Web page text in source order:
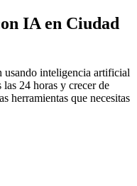
IA en Ciudad
usando inteligencia artificial
24 horas y crecer de
herramientas que necesitas